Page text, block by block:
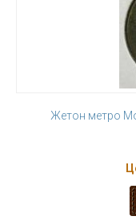
Жетон метро